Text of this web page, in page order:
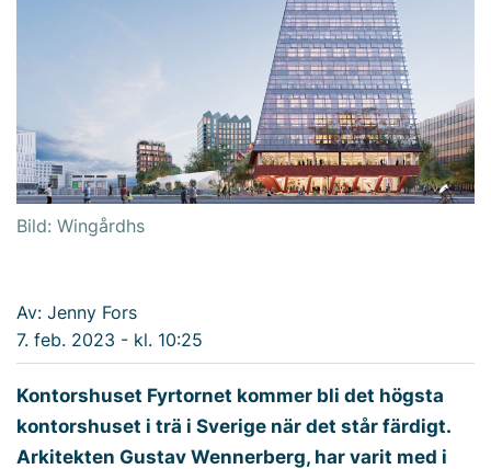
Bild: Wingårdhs
Av: Jenny Fors
7. feb. 2023 - kl. 10:25
Kontorshuset Fyrtornet kommer bli det högsta
kontorshuset i trä i Sverige när det står färdigt.
Arkitekten Gustav Wennerberg, har varit med i